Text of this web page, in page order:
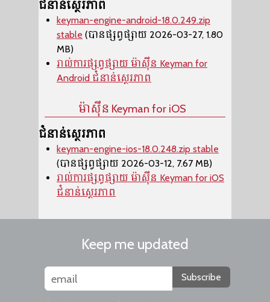
ជំនាន់ស្ថេរភាព
keyman-engine-android-18.0.249.zip
stable (បានផ្សព្វផ្សាយ 2026-03-27, 1.80
MB)
រាល់ការផ្សព្វផ្សាយ ម៉ាស៊ីន​ Keyman for
Android ជំនាន់ស្ថេរភាព
ម៉ាស៊ីន​ Keyman for iOS
ជំនាន់ស្ថេរភាព
keyman-engine-ios-18.0.248.zip stable
(បានផ្សព្វផ្សាយ 2026-03-12, 7.67 MB)
រាល់ការផ្សព្វផ្សាយ ម៉ាស៊ីន​ Keyman for iOS
ជំនាន់ស្ថេរភាព
Keep me updated
Subscribe